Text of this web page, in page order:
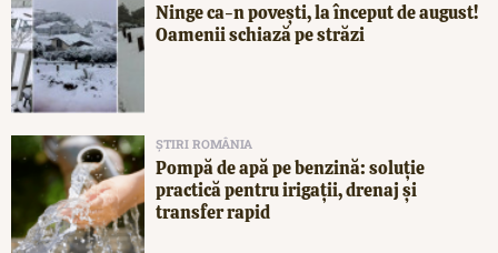
Ninge ca-n povești, la început de august!
Oamenii schiază pe străzi
ȘTIRI ROMÂNIA
Pompă de apă pe benzină: soluție
practică pentru irigații, drenaj și
transfer rapid